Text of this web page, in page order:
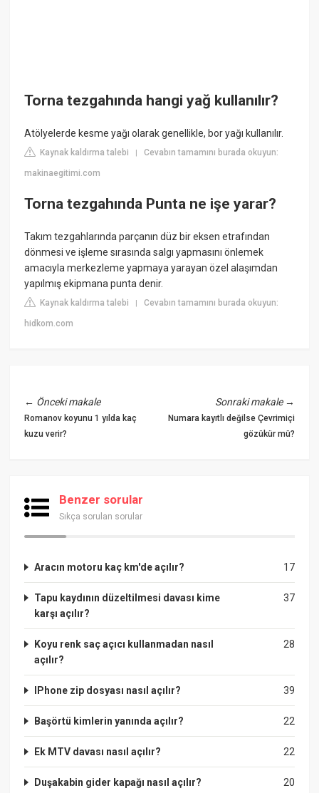
Torna tezgahında hangi yağ kullanılır?
Atölyelerde kesme yağı olarak genellikle, bor yağı kullanılır.
Kaynak kaldırma talebi |Cevabın tamamını burada okuyun:
makinaegitimi.com
Torna tezgahında Punta ne işe yarar?
Takım tezgahlarında parçanın düz bir eksen etrafından
dönmesi ve işleme sırasında salgı yapmasını önlemek
amacıyla merkezleme yapmaya yarayan özel alaşımdan
yapılmış ekipmana punta denir.
Kaynak kaldırma talebi |Cevabın tamamını burada okuyun:
hidkom.com
← Önceki makale
Romanov koyunu 1 yılda kaç
kuzu verir?
Sonraki makale→
Numara kayıtlı değilse Çevrimiçi
gözükür mü?
Benzer sorular
Sıkça sorulan sorular
17
Aracın motoru kaç km'de açılır?
37
Tapu kaydının düzeltilmesi davası kime
karşı açılır?
28
Koyu renk saç açıcı kullanmadan nasıl
açılır?
39
IPhone zip dosyası nasıl açılır?
22
Başörtü kimlerin yanında açılır?
22
Ek MTV davası nasıl açılır?
20
Duşakabin gider kapağı nasıl açılır?